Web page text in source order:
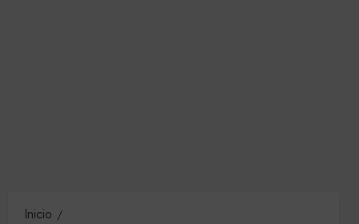
Inicio